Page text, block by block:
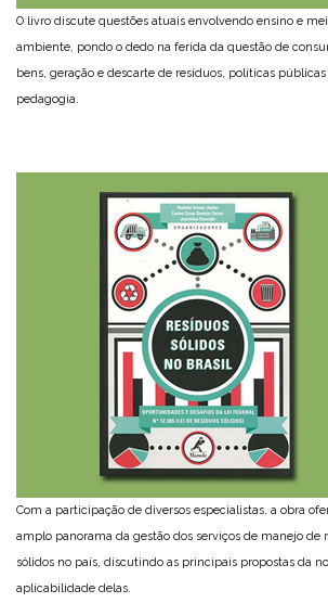
O livro discute questões atuais envolvendo ensino e
ambiente, pondo o dedo na ferida da questão de
bens, geração e descarte de resíduos, políticas públicas
pedagogia.
Com a participação de diversos especialistas, a obra
amplo panorama da gestão dos serviços de manejo de
sólidos no país, discutindo as principais propostas da
aplicabilidade delas.